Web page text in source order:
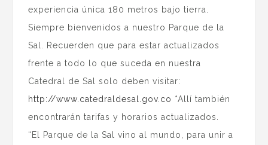
experiencia única 180 metros bajo tierra.
Siempre bienvenidos a nuestro Parque de la
Sal. Recuerden que para estar actualizados
frente a todo lo que suceda en nuestra
Catedral de Sal solo deben visitar:
http://www.catedraldesal.gov.co *Allí también
encontrarán tarifas y horarios actualizados.
“El Parque de la Sal vino al mundo, para unir a